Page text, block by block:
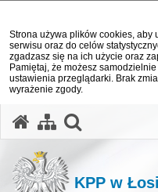
Strona używa plików cookies, aby
serwisu oraz do celów
zgadzasz się na ich użycie oraz
Pamiętaj, że możesz
ustawienia przeglądarki. Brak
wyrażenie zgody.
KPP w